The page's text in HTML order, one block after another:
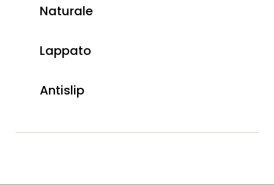
Naturale
Lappato
Antislip